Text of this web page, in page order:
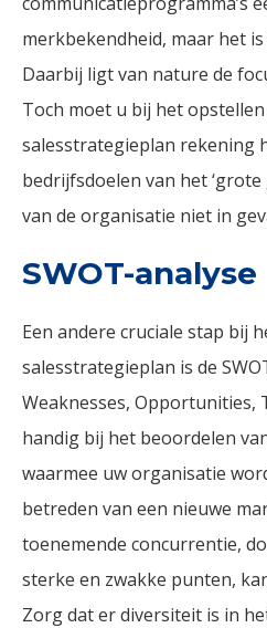
merkbekendheid, maar het
Daarbij ligt van nature de
Toch moet u bij het
salesstrategieplan rekening
bedrijfsdoelen van het
van de organisatie niet in
SWOT-analyse
Een andere cruciale stap bij
salesstrategieplan is de
Weaknesses, Opportunities,
handig bij het beoordelen
waarmee uw organisatie
betreden van een nieuwe
toenemende concurrentie,
sterke en zwakke punten,
Zorg dat er diversiteit is in